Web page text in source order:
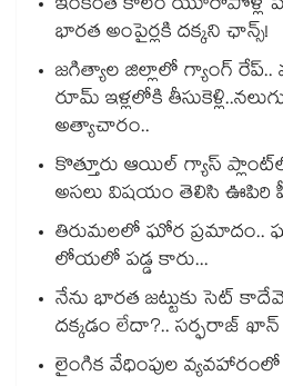
భారత అంపైర్లకి దక్కని ఛాన్స్!
జగిత్యాల జిల్లాలో గ్యాంగ్
రూమ్ ఇళ్లలోకి
అత్యాచారం..
కొత్తూరు ఆయిల్ గ్యాస్⁪
అసలు విషయం తెలిసి ఊపిరి
తిరుమలలో ఘోర ప్రమాదం..
లోయలో పడ్డ కారు...
నేను భారత జట్టుకు సెట్
దక్కడం లేదా?.. సర్ఫరాజ్
లైంగిక వేధింపుల వ్యవహారంలో